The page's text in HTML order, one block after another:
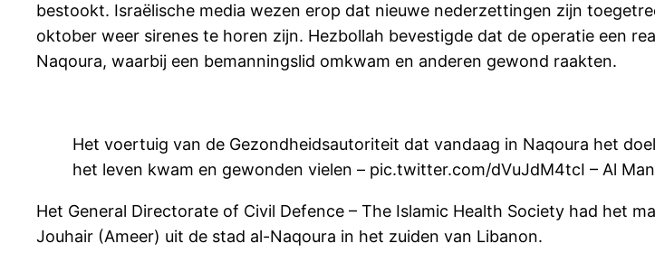
bestookt. Israëlische media wezen erop dat nieuwe nederzettingen zijn
oktober weer sirenes te horen zijn. Hezbollah bevestigde dat de operatie een
Naqoura, waarbij een bemanningslid omkwam en anderen gewond raakten.
Het voertuig van de Gezondheidsautoriteit dat vandaag in Naqoura het
het leven kwam en gewonden vielen – pic.twitter.com/dVuJdM4tcI – Al
Het General Directorate of Civil Defence – The Islamic Health Society had het
Jouhair (Ameer) uit de stad al-Naqoura in het zuiden van Libanon.